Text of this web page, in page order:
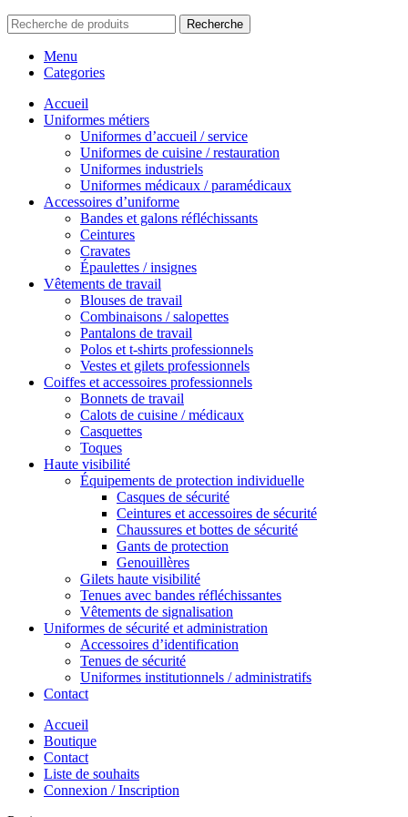
Recherche
Menu
Categories
Accueil
Uniformes métiers
Uniformes d’accueil / service
Uniformes de cuisine / restauration
Uniformes industriels
Uniformes médicaux / paramédicaux
Accessoires d’uniforme
Bandes et galons réfléchissants
Ceintures
Cravates
Épaulettes / insignes
Vêtements de travail
Blouses de travail
Combinaisons / salopettes
Pantalons de travail
Polos et t-shirts professionnels
Vestes et gilets professionnels
Coiffes et accessoires professionnels
Bonnets de travail
Calots de cuisine / médicaux
Casquettes
Toques
Haute visibilité
Équipements de protection individuelle
Casques de sécurité
Ceintures et accessoires de sécurité
Chaussures et bottes de sécurité
Gants de protection
Genouillères
Gilets haute visibilité
Tenues avec bandes réfléchissantes
Vêtements de signalisation
Uniformes de sécurité et administration
Accessoires d’identification
Tenues de sécurité
Uniformes institutionnels / administratifs
Contact
Accueil
Boutique
Contact
Liste de souhaits
Connexion / Inscription